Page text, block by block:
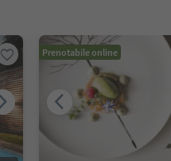
Prenotabile online